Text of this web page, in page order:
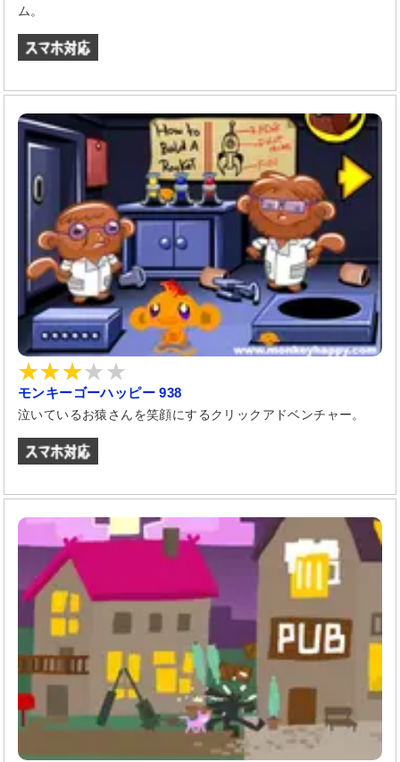
ム。
モンキーゴーハッピー 938
泣いているお猿さんを笑顔にするクリックアドベンチャー。